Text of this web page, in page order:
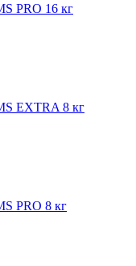
PRO 16 кг
EXTRA 8 кг
PRO 8 кг